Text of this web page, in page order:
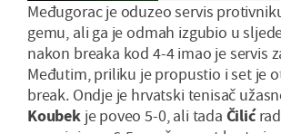
Međugorac je oduzeo servis
gemu, ali ga je odmah izgubio u
nakon breaka kod 4-4 imao je servis
Međutim, priliku je propustio i set je
break. Ondje je hrvatski tenisač
Koubekje poveo 5-0, ali tada Čilić